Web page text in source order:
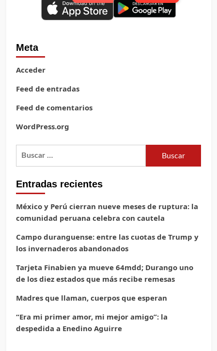
Meta
Acceder
Feed de entradas
Feed de comentarios
WordPress.org
Buscar:
Entradas recientes
México y Perú cierran nueve meses de ruptura: la
comunidad peruana celebra con cautela
Campo duranguense: entre las cuotas de Trump y
los invernaderos abandonados
Tarjeta Finabien ya mueve 64mdd; Durango uno
de los diez estados que más recibe remesas
Madres que llaman, cuerpos que esperan
“Era mi primer amor, mi mejor amigo”: la
despedida a Enedino Aguirre